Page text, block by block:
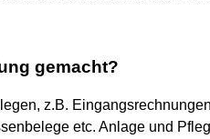
gemacht?
z.B.
etc. Anlage und